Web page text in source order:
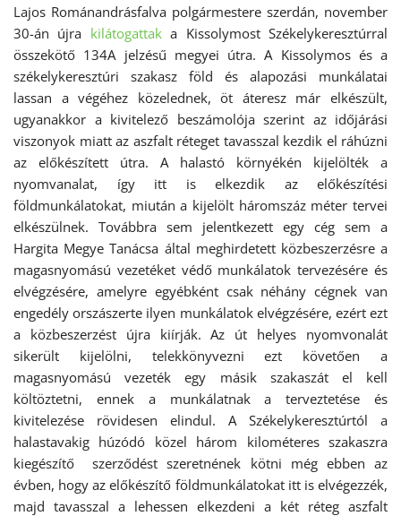
Lajos Románandrásfalva polgármestere szerdán, november
30-án újra kilátogattaka Kissolymost Székelykeresztúrral
összekötő 134A jelzésű megyei útra. A Kissolymos és a
székelykeresztúri szakasz föld és alapozási munkálatai
lassan a végéhez közelednek, öt áteresz már elkészült,
ugyanakkor a kivitelező beszámolója szerint az időjárási
viszonyok miatt az aszfalt réteget tavasszal kezdik el ráhúzni
az előkészített útra. A halastó környékén kijelölték a
nyomvanalat, így itt is elkezdik az előkészítési
földmunkálatokat, miután a kijelölt háromszáz méter tervei
elkészülnek. Továbbra sem jelentkezett egy cég sem a
Hargita Megye Tanácsa által meghirdetett közbeszerzésre a
magasnyomású vezetéket védő munkálatok tervezésére és
elvégzésére, amelyre egyébként csak néhány cégnek van
engedély orszászerte ilyen munkálatok elvégzésére, ezért ezt
a közbeszerzést újra kiírják. Az út helyes nyomvonalát
sikerült kijelölni, telekkönyvezni ezt követően a
magasnyomású vezeték egy másik szakaszát el kell
költöztetni, ennek a munkálatnak a terveztetése és
kivitelezése rövidesen elindul. A Székelykeresztúrtól a
halastavakig húzódó közel három kilométeres szakaszra
kiegészítő szerződést szeretnének kötni még ebben az
évben, hogy az előkészítő földmunkálatokat itt is elvégezzék,
majd tavasszal a lehessen elkezdeni a két réteg aszfalt